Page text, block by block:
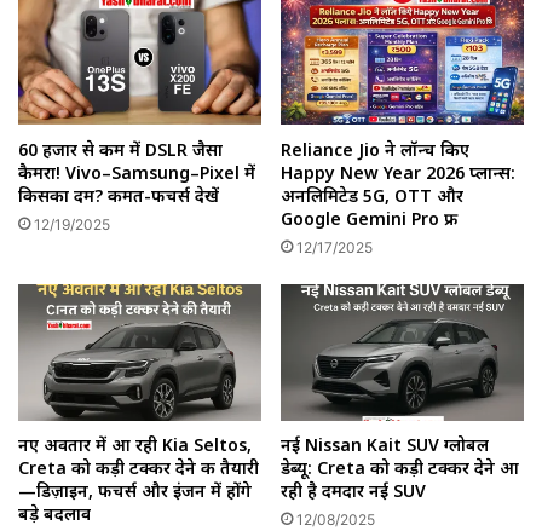
60 हजार से कम में DSLR जैसा
कैमरा! Vivo–Samsung–Pixel में
किसका दम? कीमत-फीचर्स देखें
12/19/2025
Reliance Jio ने लॉन्च किए
Happy New Year 2026 प्लान्स:
अनलिमिटेड 5G, OTT और
Google Gemini Pro फ्री
12/17/2025
नए अवतार में आ रही Kia Seltos,
Creta को कड़ी टक्कर देने की तैयारी
—डिज़ाइन, फीचर्स और इंजन में होंगे
बड़े बदलाव
नई Nissan Kait SUV ग्लोबल
डेब्यू: Creta को कड़ी टक्कर देने आ
रही है दमदार नई SUV
12/08/2025